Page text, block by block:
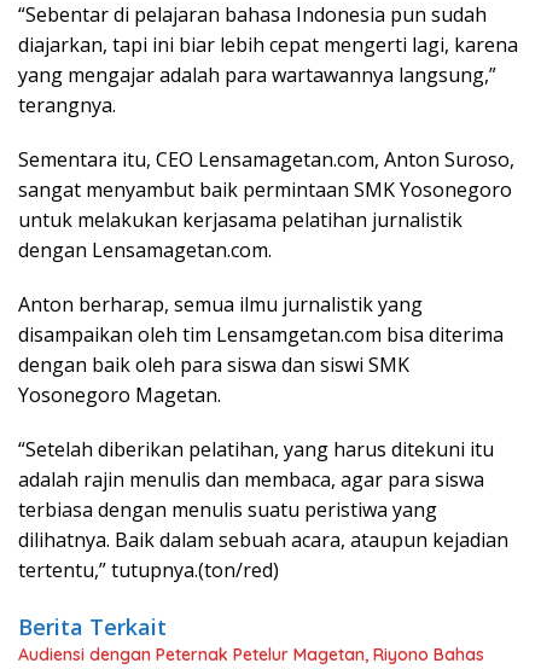
“Sebentar di pelajaran bahasa Indonesia pun sudah
diajarkan, tapi ini biar lebih cepat mengerti lagi, karena
yang mengajar adalah para wartawannya langsung,”
terangnya.
Sementara itu, CEO Lensamagetan.com, Anton Suroso,
sangat menyambut baik permintaan SMK Yosonegoro
untuk melakukan kerjasama pelatihan jurnalistik
dengan Lensamagetan.com.
Anton berharap, semua ilmu jurnalistik yang
disampaikan oleh tim Lensamgetan.com bisa diterima
dengan baik oleh para siswa dan siswi SMK
Yosonegoro Magetan.
“Setelah diberikan pelatihan, yang harus ditekuni itu
adalah rajin menulis dan membaca, agar para siswa
terbiasa dengan menulis suatu peristiwa yang
dilihatnya. Baik dalam sebuah acara, ataupun kejadian
tertentu,” tutupnya.(ton/red)
Berita Terkait
Audiensi dengan Peternak Petelur Magetan, Riyono Bahas